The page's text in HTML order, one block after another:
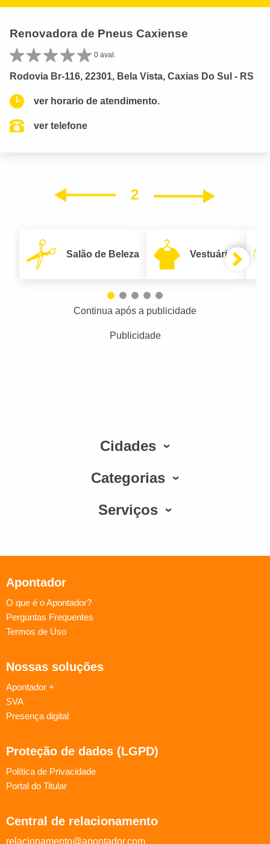
Renovadora de Pneus Caxiense
0 aval.
Rodovia Br-116, 22301, Bela Vista, Caxias Do Sul - RS
ver horario de atendimento.
ver telefone
2
Salão de Beleza Vestuário
Continua após a publicidade
Publicidade
Cidades
Categorias
Serviços
Apontador
O que é o Apontador?
Perguntas Frequentes
Termos de Uso
Nossas soluções
Apontador +
SVA
Presença digital
Proteção de dados (LGPD)
Política de Privacidade
Portal do Titular
Central de relacionamento
relacionamento@apontador.com